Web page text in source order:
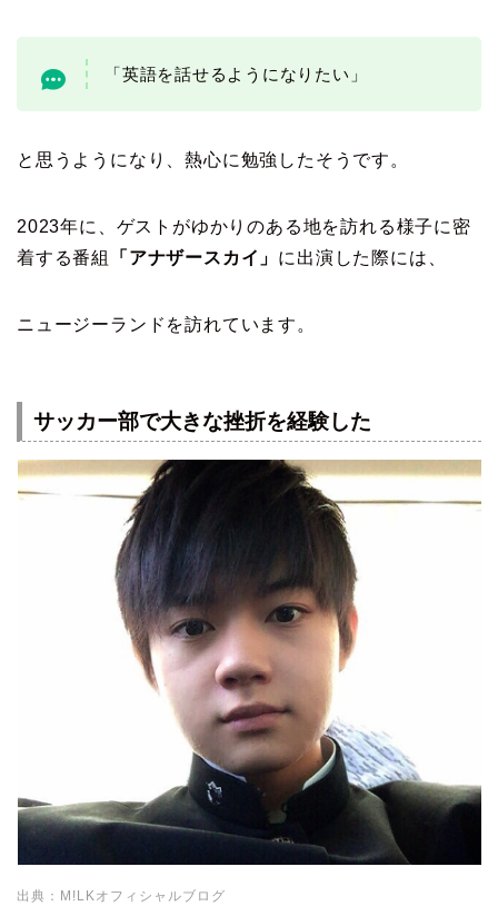
「英語を話せるようになりたい」
と思うようになり、熱心に勉強したそうです。
2023年に、ゲストがゆかりのある地を訪れる様子に密
着する番組
「アナザースカイ」 に出演した際には、
ニュージーランドを訪れています。
サッカー部で大きな挫折を経験した
出典：M!LKオフィシャルブログ